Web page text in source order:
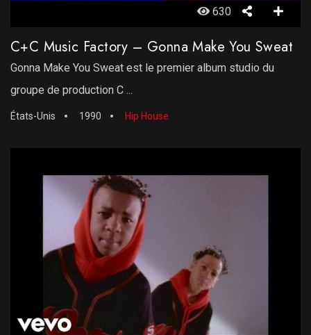
630
C+C Music Factory – Gonna Make You Sweat
Gonna Make You Sweat est le premier album studio du
groupe de production C ...
États-Unis 1990 Hip House